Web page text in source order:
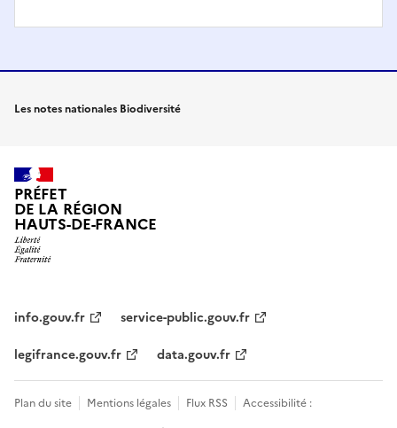
Les notes nationales Biodiversité
PRÉFET
DE LA RÉGION
HAUTS-DE-FRANCE
info.gouv.fr
service-public.gouv.fr
legifrance.gouv.fr
data.gouv.fr
Plan du site Mentions légales Flux RSS
Accessibilité :